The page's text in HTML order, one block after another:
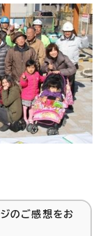
のご感想をお